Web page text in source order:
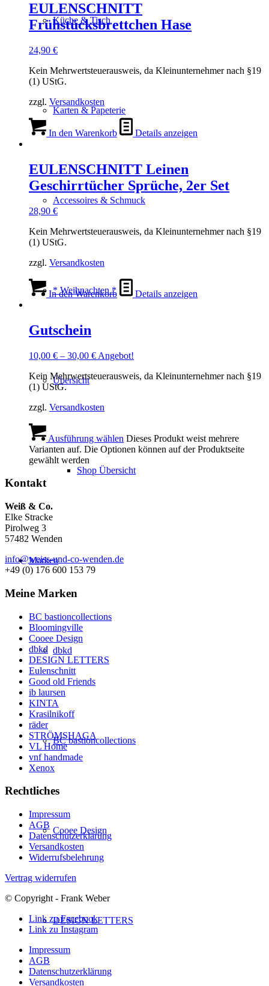
Küche & Tisch
Karten & Papeterie
Accessoires & Schmuck
* Weihnachten *
Übersicht
Shop Übersicht
Marken
dbkd
BC bastioncollections
Cooee Design
DESIGN LETTERS
EULENSCHNITT
Frühstücksbrettchen Hase
24,90 €
Kein Mehrwertsteuerausweis, da Kleinunternehmer nach §19
(1) UStG.
zzgl. Versandkosten
In den Warenkorb Details anzeigen
EULENSCHNITT Leinen
Geschirrtücher Sprüche, 2er Set
28,90 €
Kein Mehrwertsteuerausweis, da Kleinunternehmer nach §19
(1) UStG.
zzgl. Versandkosten
In den Warenkorb Details anzeigen
Gutschein
10,00 € – 30,00 € Angebot!
Kein Mehrwertsteuerausweis, da Kleinunternehmer nach §19
(1) UStG.
zzgl. Versandkosten
Ausführung wählen Dieses Produkt weist mehrere
Varianten auf. Die Optionen können auf der Produktseite
gewählt werden
Kontakt
Weiß & Co.
Elke Stracke
Pirolweg 3
57482 Wenden
info@weiss-und-co-wenden.de
+49 (0) 176 600 153 79
Meine Marken
BC bastioncollections
Bloomingville
Cooee Design
dbkd
DESIGN LETTERS
Eulenschnitt
Good old Friends
ib laursen
KINTA
Krasilnikoff
räder
STRÖMSHAGA
VL Home
vnf handmade
Xenox
Rechtliches
Impressum
AGB
Datenschutzerklärung
Versandkosten
Widerrufsbelehrung
Vertrag widerrufen
© Copyright - Frank Weber
Link zu Facebook
Link zu Instagram
Impressum
AGB
Datenschutzerklärung
Versandkosten